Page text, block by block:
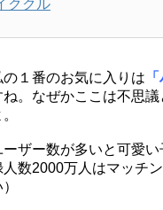
ククル
１番のお気に入りは
ね。なぜかここは不思議
ザー数が多いと可愛
数2000万人はマッチ